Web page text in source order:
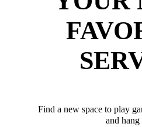
Find a new space to play
and hang